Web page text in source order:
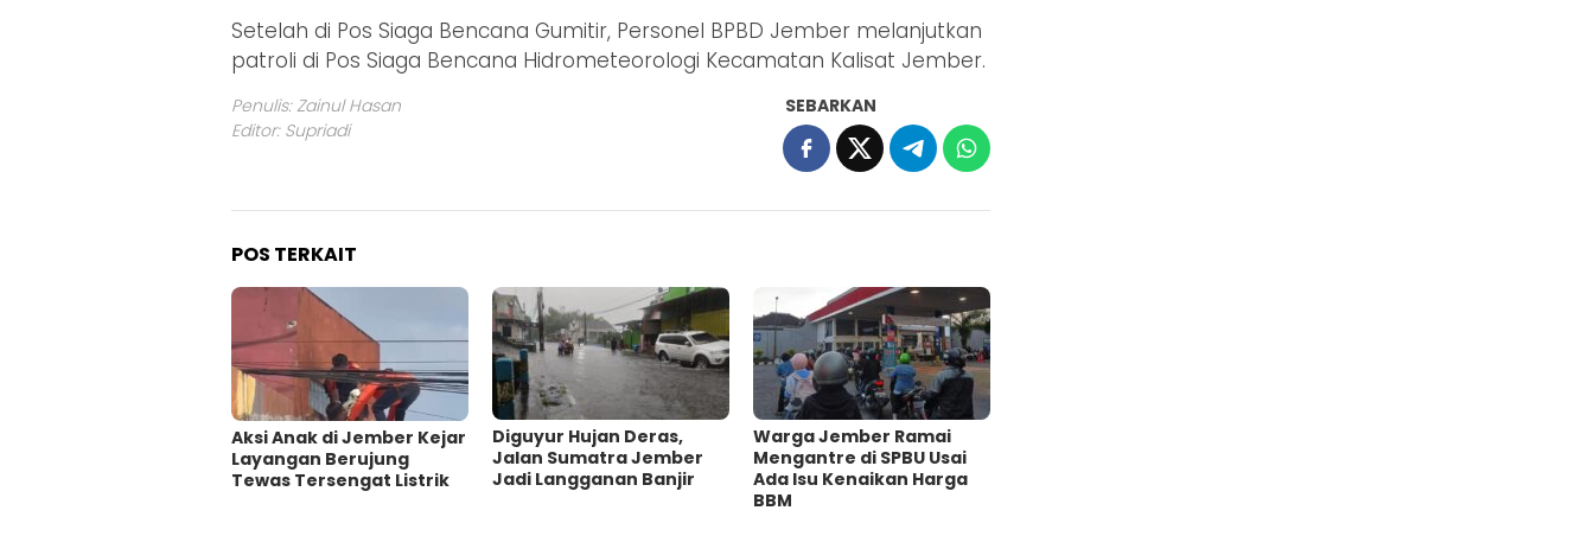
Setelah di Pos Siaga Bencana Gumitir, Personel BPBD Jember melanjutkan
patroli di Pos Siaga Bencana Hidrometeorologi Kecamatan Kalisat Jember.
Penulis: Zainul Hasan
Editor: Supriadi
SEBARKAN
POS TERKAIT
Aksi Anak di Jember Kejar
Layangan Berujung
Tewas Tersengat Listrik
Diguyur Hujan Deras,
Jalan Sumatra Jember
Jadi Langganan Banjir
Warga Jember Ramai
Mengantre di SPBU Usai
Ada Isu Kenaikan Harga
BBM